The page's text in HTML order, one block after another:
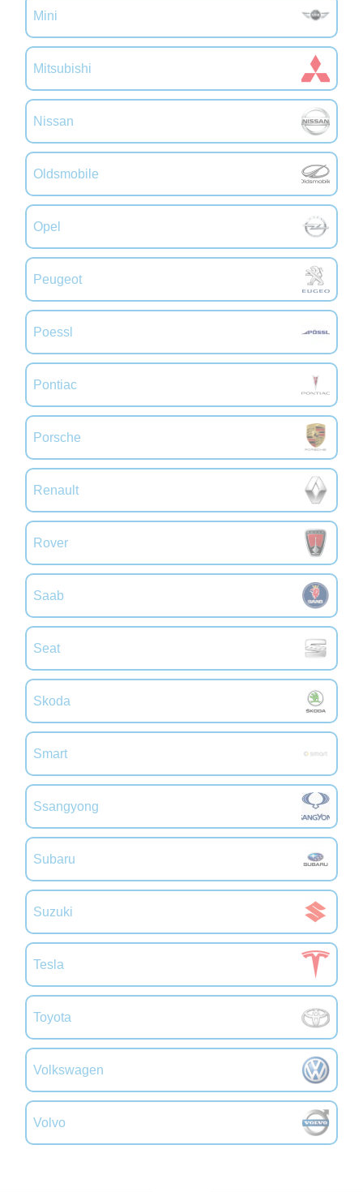
Mini
Mitsubishi
Nissan
Oldsmobile
Opel
Peugeot
Poessl
Pontiac
Porsche
Renault
Rover
Saab
Seat
Skoda
Smart
Ssangyong
Subaru
Suzuki
Tesla
Toyota
Volkswagen
Volvo